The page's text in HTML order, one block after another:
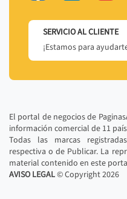
SERVICIO AL CLIENTE
¡Estamos para
El portal de negocios de
información comercial de 11
Todas las marcas
respectiva o de Publicar. La
material contenido en este
AVISO LEGAL© Copyright2026